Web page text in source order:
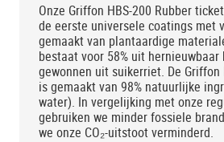
Onze Griffon HBS-200 Rubber
de eerste universele coatings met
gemaakt van plantaardige
bestaat voor 58% uit
gewonnen uit suikerriet. De Griffon
is gemaakt van 98% natuurlijke
water). In vergelijking met onze
gebruiken we minder fossiele
we onze CO₂-uitstoot verminderd.